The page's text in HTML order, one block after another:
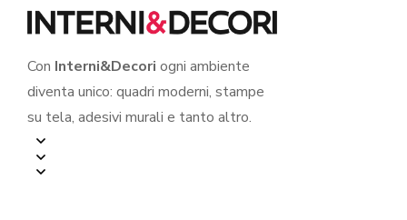
Con Interni&Decori ogni ambiente
diventa unico: quadri moderni, stampe
su tela, adesivi murali e tanto altro.